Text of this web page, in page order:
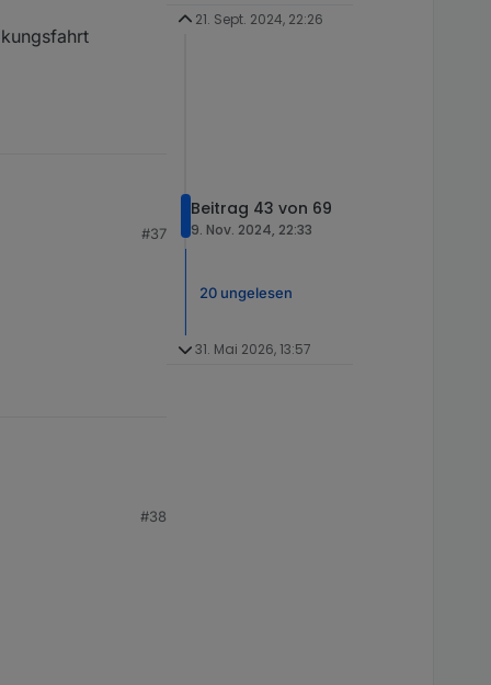
#37
#38
21. Sept. 2024, 22:26
Beitrag 43 von 69
9. Nov. 2024, 22:33
20 ungelesen
31. Mai 2026, 13:57